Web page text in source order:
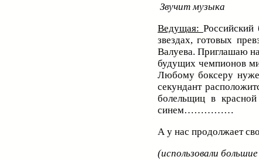
Звучит музыка
Ведущая:
звездах, готовых
Валуева. Приглашаю
будущих чемпионов
Любому боксеру
секундант
болельщиц в
синем……………
А у нас продолжает
(использовали